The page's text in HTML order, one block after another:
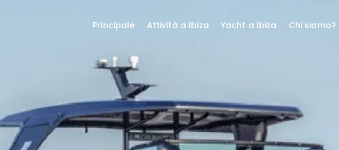
Principale Attività a Ibiza Yacht a Ibiza Chi siamo?